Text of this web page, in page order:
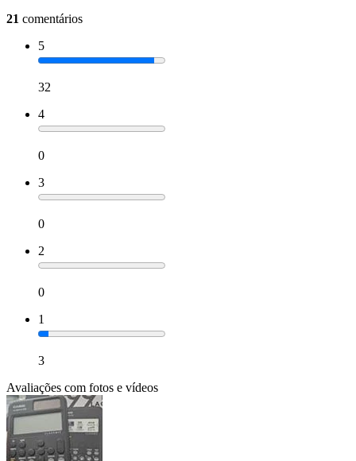
21 comentários
5
32
4
0
3
0
2
0
1
3
Avaliações com fotos e vídeos